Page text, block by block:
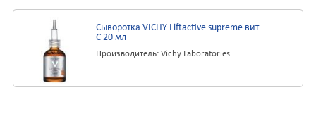
Сыворотка VICHY Liftactive supreme вит
С 20 мл
Производитель: Vichy Laboratories